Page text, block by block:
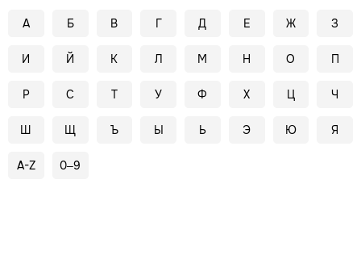
А Б В Г Д Е Ж З
И Й К Л М Н О П
Р С Т У Ф Х Ц Ч
Ш Щ Ъ Ы Ь Э Ю Я
A-Z 0–9